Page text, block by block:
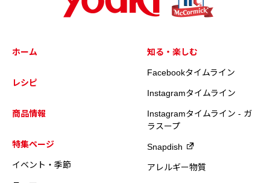
ホーム
レシピ
商品情報
特集ページ
イベント・季節
知る・楽しむ
Facebookタイムライン
Instagramタイムライン
Instagramタイムライン - ガ
ラスープ
Snapdish
アレルギー物質